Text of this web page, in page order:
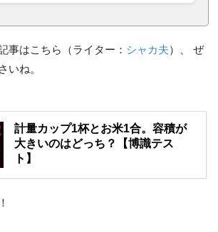
事はこちら（ライター： シャカ夫）、 ぜ
いね。
計量カップ1杯とお米1合。容積が
大きいのはどっち？【博識テス
ト】